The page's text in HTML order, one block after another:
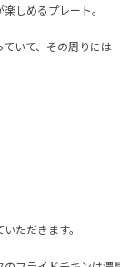
しめるプレート。
いて、その周りには
ただきます。